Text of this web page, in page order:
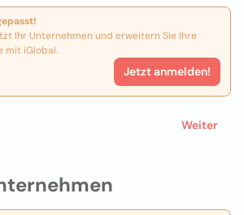
Ihr Unternehmen und erweitern Sie Ihre
mit iGlobal.
Jetzt anmelden!
Weiter